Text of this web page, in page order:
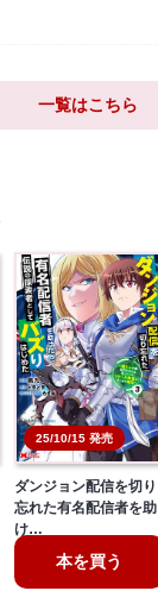
一覧はこちら
25/10/15 発売
ダンジョン配信を切り
忘れた有名配信者を助
け…
本を買う